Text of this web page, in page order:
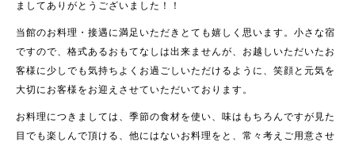
ましてありがとうございました！！
当館のお料理・接遇に満足いただきとても嬉しく思います。小さな宿
ですので、格式あるおもてなしは出来ませんが、お越しいただいたお
客様に少しでも気持ちよくお過ごしいただけるように、笑顔と元気を
大切にお客様をお迎えさせていただいております。
お料理につきましては、季節の食材を使い、味はもちろんですが見た
目でも楽しんで頂ける、他にはないお料理をと、常々考えご用意させ